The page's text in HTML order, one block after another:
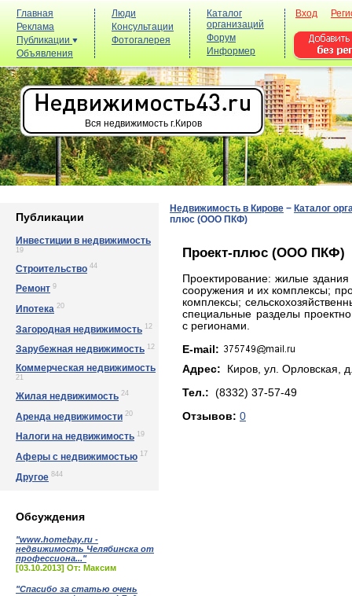
Главная
Реклама
Публикации
Объявления
Люди
Консультации
Фотогалерея
Каталог
организаций
Форум
Информер
Вход
Вся недвижимость г.Киров
Публикации
Инвестиции в недвижимость
19
Строительство 44
Ремонт 9
Ипотека 20
Загородная недвижимость 12
Зарубежная недвижимость 12
Коммерческая недвижимость
21
Жилая недвижимость 24
Аренда недвижимости 20
Налоги на недвижимость 19
Аферы с недвижимостью 17
Другое 844
Обсуждения
"www.homebay.ru -
недвижимость Челябинска от
профессиона..."
[03.10.2013] От: Максим
"Спасибо за статью очень
Недвижимость в Кирове − Каталог
плюс (ООО ПКФ)
Проект-плюс (ООО ПКФ)
Проектирование: жилые
сооружения и их комплексы;
комплексы;
специальные разделы
с регионами.
E-mail:
Адрес: Киров, yл. Оpлoвcкaя,
Тел.: (8332) 37-57-49
Отзывов: 0